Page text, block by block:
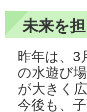
未来を
昨年は、3
の水遊び
が大きく
今後も、